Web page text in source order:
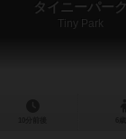
タイニーパーク
Tiny Park